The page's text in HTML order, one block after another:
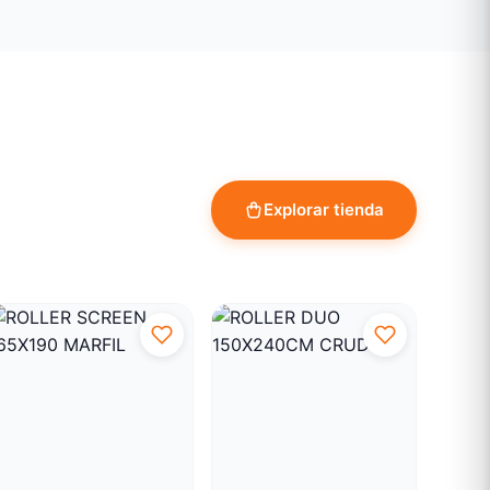
Explorar tienda